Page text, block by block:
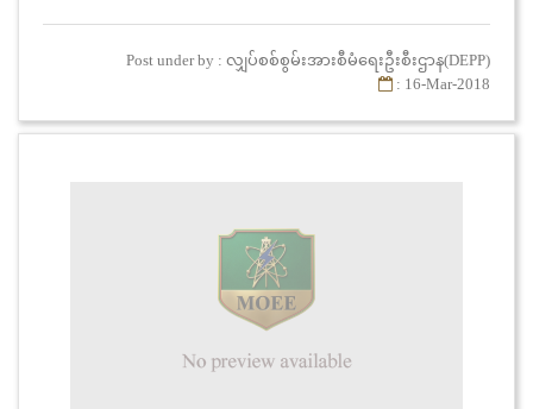
Post under by : လျှပ်စစ်စွမ်းအားစီမံရေးဦးစီးဌာန(DEPP)
: 16-Mar-2018